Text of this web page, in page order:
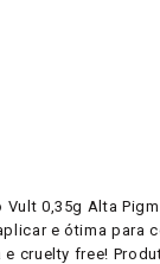
0,35g Alta
e ótima
cruelty free!